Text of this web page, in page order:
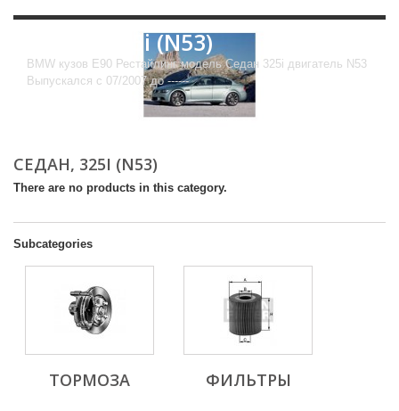
Седан, 325i (N53)
BMW кузов E90 Рестайлинг модель Седан 325i двигатель N53
Выпускался с 07/2007 до ------
СЕДАН, 325I (N53)
There are no products in this category.
Subcategories
ТОРМОЗА ФИЛЬТРЫ